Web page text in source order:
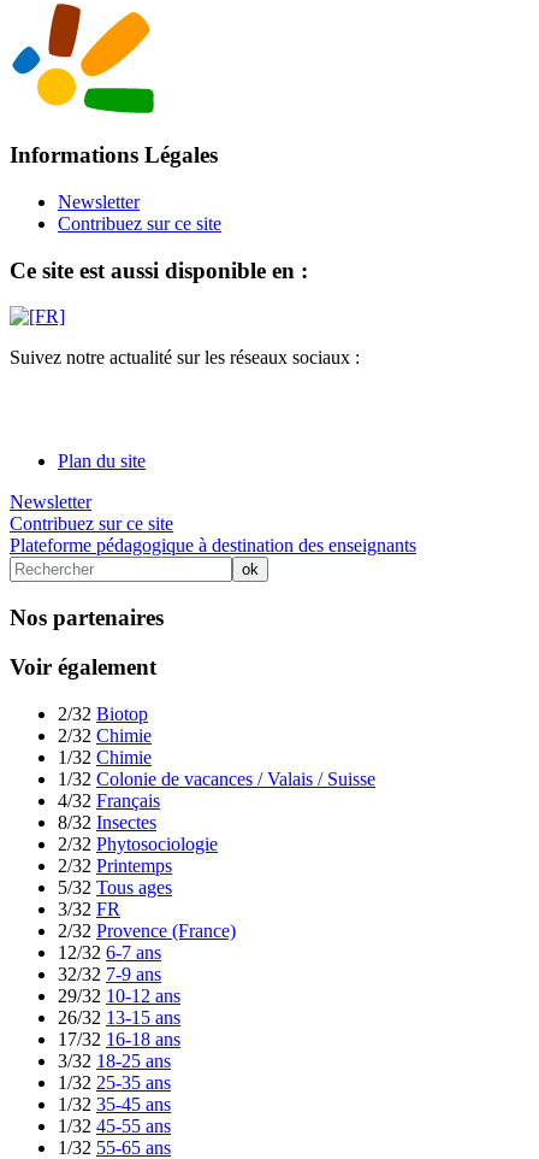
Informations Légales
Newsletter
Contribuez sur ce site
Ce site est aussi disponible en :
Suivez notre actualité sur les réseaux sociaux :
Plan du site
Newsletter
Contribuez sur ce site
Plateforme pédagogique à destination des enseignants
Nos partenaires
Voir également
2/32 Biotop
2/32 Chimie
1/32 Chimie
1/32 Colonie de vacances / Valais / Suisse
4/32 Français
8/32 Insectes
2/32 Phytosociologie
2/32 Printemps
5/32 Tous ages
3/32 FR
2/32 Provence (France)
12/32 6-7 ans
32/32 7-9 ans
29/32 10-12 ans
26/32 13-15 ans
17/32 16-18 ans
3/32 18-25 ans
1/32 25-35 ans
1/32 35-45 ans
1/32 45-55 ans
1/32 55-65 ans